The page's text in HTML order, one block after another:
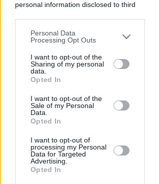
personal information disclosed to third
You may separately opt-out of the further
disclosure of your personal information
by third parties on the IAB’s list of
downstream participants.
by us to third parties on the IAB’s List of
Downstream Participants that may
further disclose it to other third parties.
Personal Data
Processing Opt Outs
I want to opt-out of the
Sharing of my personal
data.
Opted In
I want to opt-out of the
Sale of my Personal
Data.
Opted In
I want to opt-out of
processing my Personal
Data for Targeted
Advertising.
Opted In
DUE INFERMIERE INDAGATE
Perde un testicolo dopo l'attesa
in pronto soccorso, ma non c'è
nesso causale
Lamberto Abbati